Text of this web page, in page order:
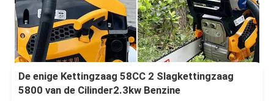
De enige Kettingzaag 58CC 2 Slagkettingzaag
5800 van de Cilinder2.3kw Benzine